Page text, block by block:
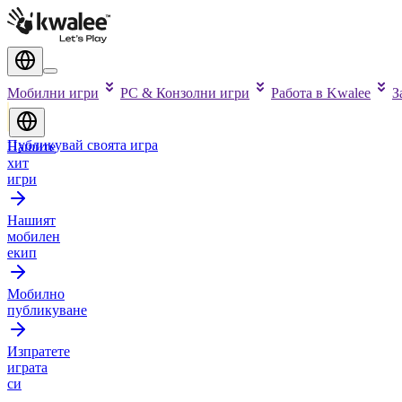
Мобилни игри PC & Конзолни игри Работа в Kwalee
Публикувай своята игра
Нашите
хит
игри
Нашият
мобилен
екип
Мобилно
публикуване
Изпратете
играта
си